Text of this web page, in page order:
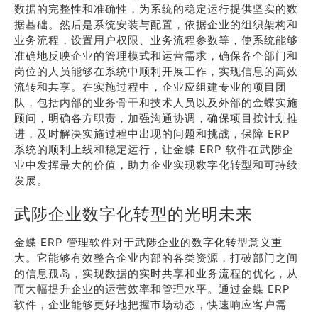
数据的完整性和准确性，为系统的稳定运行提供坚实的数
据基础。然后是系统安装与配置，依据企业的组织架构和
业务流程，设置用户权限、业务流程参数等，使系统能够
准确地反映企业的管理模式和运营需求，确保各个部门和
岗位的人员能够在系统中顺利开展工作，实现信息的高效
流转和共享。在实施过程中，企业应组建专业的项目团
队，包括内部的业务骨干和技术人员以及外部的金蝶实施
顾问，明确各方职责，加强沟通协调，确保项目按计划推
进，及时解决实施过程中出现的问题和挑战，保障 ERP
系统的顺利上线和稳定运行，让金蝶 ERP 软件在武陟企
业中发挥最大的价值，助力企业实现数字化转型和可持续
发展。
武陟企业数字化转型的光明未来
金蝶 ERP 管理软件对于武陟企业的数字化转型意义重
大。它能够有效整合企业内部的各类资源，打破部门之间
的信息孤岛，实现数据的实时共享和业务流程的优化，从
而大幅提升企业的运营效率和管理水平。通过金蝶 ERP
软件，企业能够更好地把握市场动态，快速响应客户需